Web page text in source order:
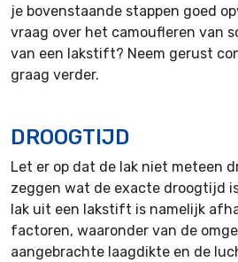
je bovenstaande stappen goed
vraag over het camoufleren van
van een lakstift? Neem gerust
graag verder.
DROOGTIJD
Let er op dat de lak niet meteen
zeggen wat de exacte droogtijd
lak uit een lakstift is namelijk
factoren, waaronder van de
aangebrachte laagdikte en de